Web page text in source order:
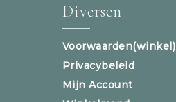
Diversen
Voorwaarden(winkel)
Privacybeleid
Mijn Account